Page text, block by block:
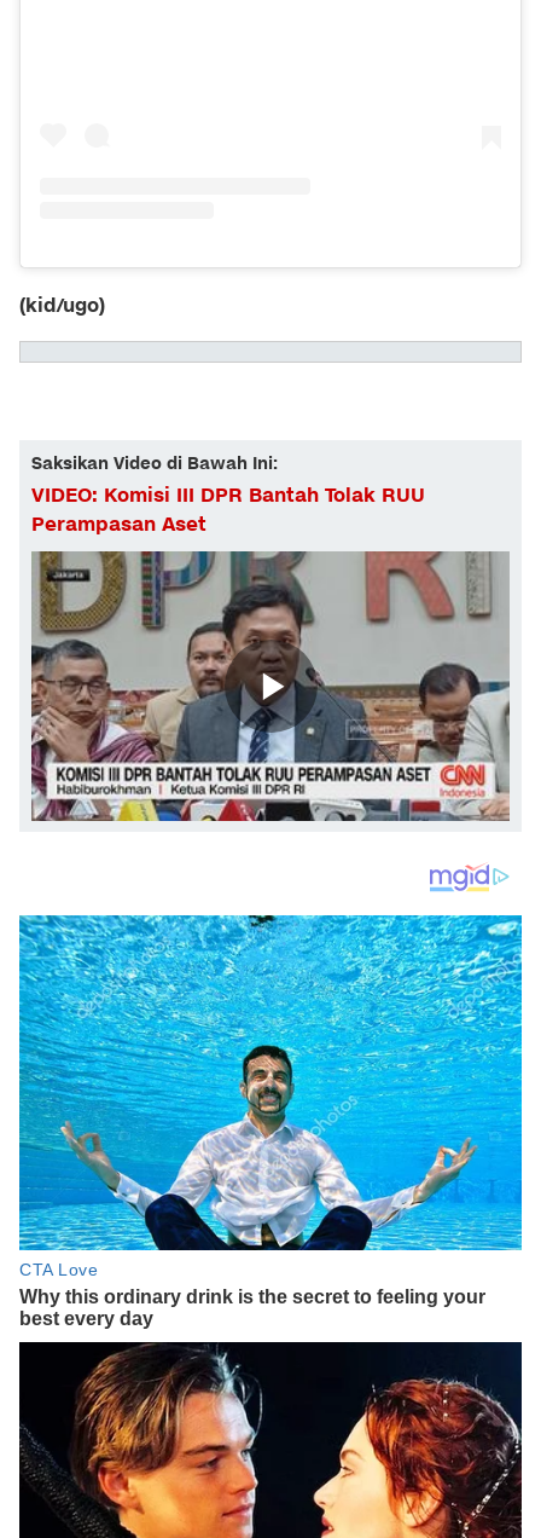
(kid/ugo)
Saksikan Video di Bawah Ini:
VIDEO: Komisi III DPR Bantah Tolak RUU
Perampasan Aset